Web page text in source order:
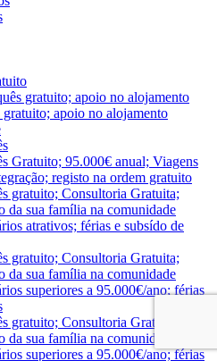
gratuito; apoio no alojamento
apoio no alojamento
Gratuito; 95.000€ anual; Viagens
registo na ordem gratuito
gratuito; Consultoria Gratuita;
da sua família na comunidade
atrativos; férias e subsído de
gratuito; Consultoria Gratuita;
da sua família na comunidade
superiores a 95.000€/ano; férias
gratuito; Consultoria Gratuita;
da sua família na comunidade
superiores a 95.000€/ano; férias